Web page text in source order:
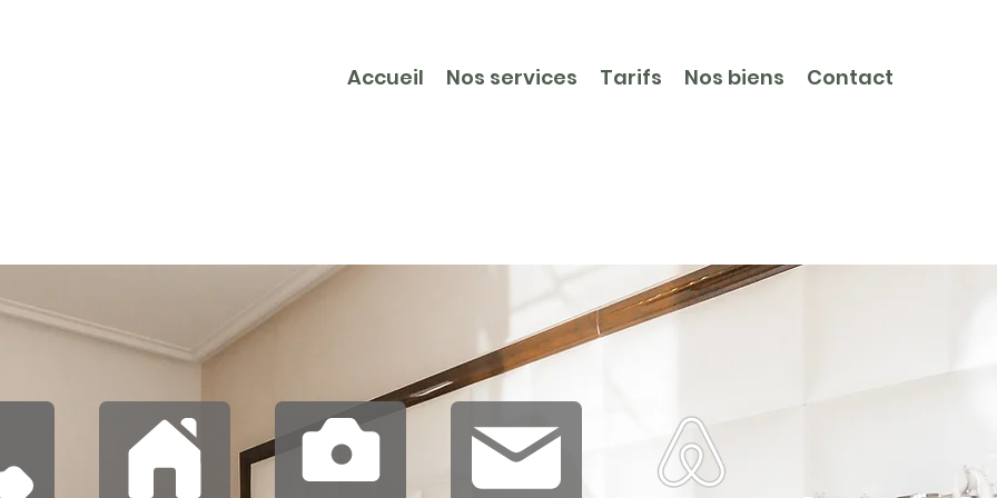
Accueil Nos services Tarifs Nos biens Contact